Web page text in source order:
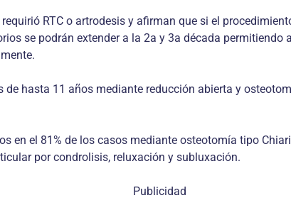
RTC o artrodesis y afirman que si el
se podrán extender a la 2a y 3a década
hasta 11 años mediante reducción abierta y
en el 81% de los casos mediante osteotomía tipo
por condrolisis, reluxación y subluxación.
Publicidad